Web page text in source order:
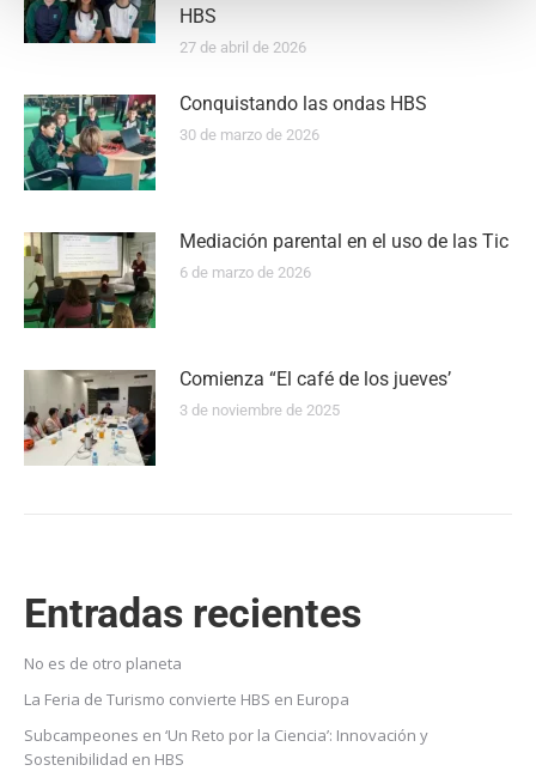
HBS
27 de abril de 2026
Conquistando las ondas HBS
30 de marzo de 2026
Mediación parental en el uso de las Tic
6 de marzo de 2026
Comienza “El café de los jueves’
3 de noviembre de 2025
Entradas recientes
No es de otro planeta
La Feria de Turismo convierte HBS en Europa
Subcampeones en ‘Un Reto por la Ciencia’: Innovación y
Sostenibilidad en HBS